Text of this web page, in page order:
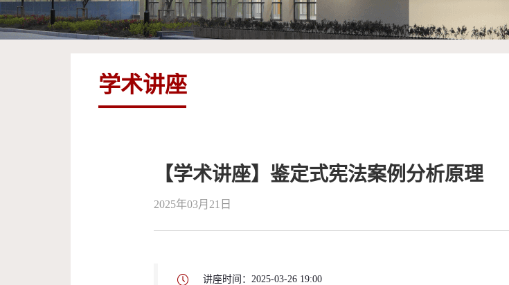
学术讲座
【学术讲座】鉴定式宪法案例分析原理
2025年03月21日
讲座时间：2025-03-26 19:00